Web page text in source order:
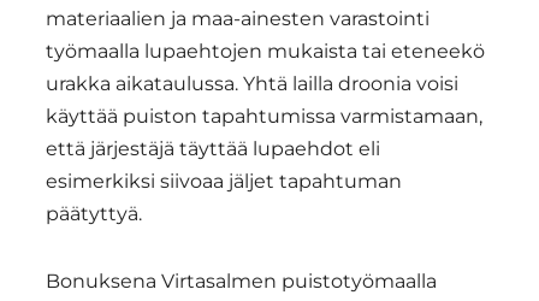
materiaalien ja maa-ainesten varastointi
työmaalla lupaehtojen mukaista tai eteneekö
urakka aikataulussa. Yhtä lailla droonia voisi
käyttää puiston tapahtumissa varmistamaan,
että järjestäjä täyttää lupaehdot eli
esimerkiksi siivoaa jäljet tapahtuman
päätyttyä.
Bonuksena Virtasalmen puistotyömaalla